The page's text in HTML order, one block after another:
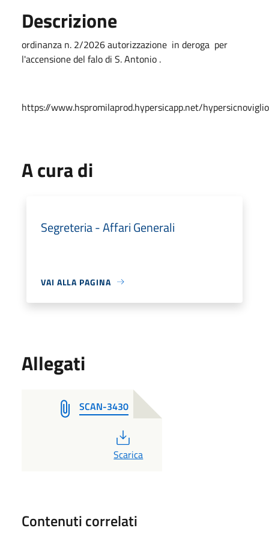
Descrizione
ordinanza n. 2/2026 autorizzazione in deroga per
l'accensione del falo di S. Antonio .
https://www.hspromilaprod.hypersicapp.net/
A cura di
Segreteria - Affari Generali
VAI ALLA PAGINA
Allegati
SCAN-3430
PDF
Scarica
Contenuti correlati